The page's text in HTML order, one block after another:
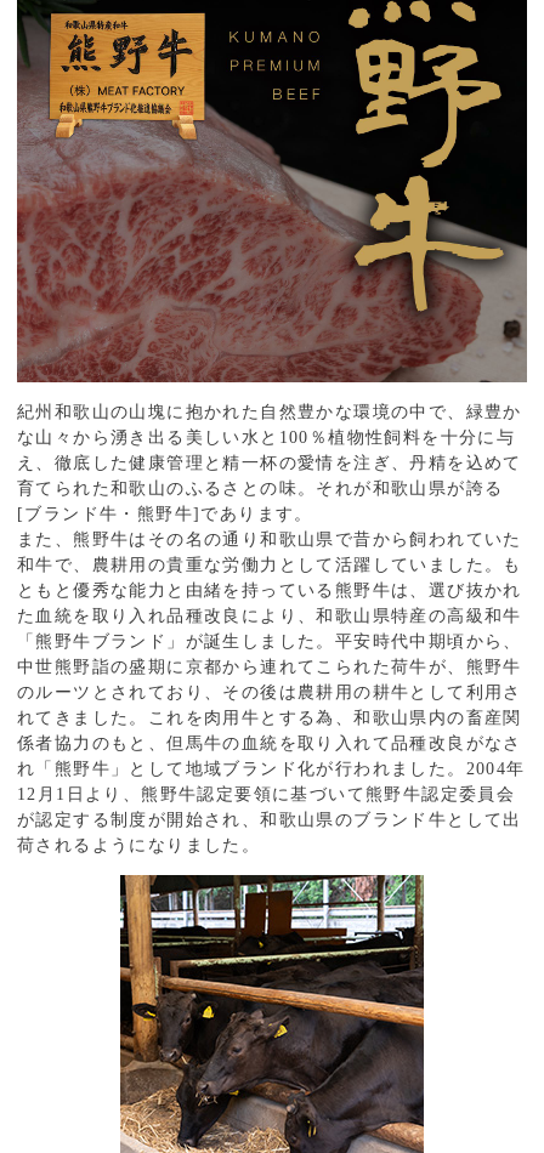
紀州和歌山の山塊に抱かれた自然豊かな環境の中で、緑豊か
な山々から湧き出る美しい水と100％植物性飼料を十分に与
え、徹底した健康管理と精一杯の愛情を注ぎ、丹精を込めて
育てられた和歌山のふるさとの味。それが和歌山県が誇る
[ブランド牛・熊野牛]であります。
また、熊野牛はその名の通り和歌山県で昔から飼われていた
和牛で、農耕用の貴重な労働力として活躍していました。も
ともと優秀な能力と由緒を持っている熊野牛は、選び抜かれ
た血統を取り入れ品種改良により、和歌山県特産の高級和牛
「熊野牛ブランド」が誕生しました。平安時代中期頃から、
中世熊野詣の盛期に京都から連れてこられた荷牛が、熊野牛
のルーツとされており、その後は農耕用の耕牛として利用さ
れてきました。これを肉用牛とする為、和歌山県内の畜産関
係者協力のもと、但馬牛の血統を取り入れて品種改良がなさ
れ「熊野牛」として地域ブランド化が行われました。2004年
12月1日より、熊野牛認定要領に基づいて熊野牛認定委員会
が認定する制度が開始され、和歌山県のブランド牛として出
荷されるようになりました。